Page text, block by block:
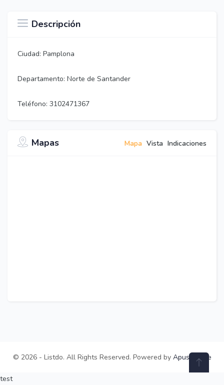
Descripción
Ciudad: Pamplona
Departamento: Norte de Santander
Teléfono: 3102471367
Mapas Mapa Vista Indicaciones
© 2026 - Listdo. All Rights Reserved. Powered by ApusTheme
test